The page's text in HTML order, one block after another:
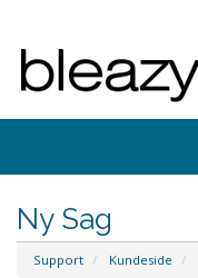
Ny Sag
Support Kundeside